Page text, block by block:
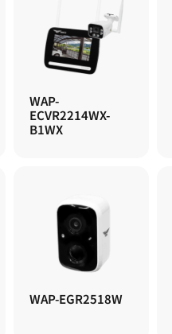
WAP-
ECVR2214WX-
B1WX
WAP-EGR2518W